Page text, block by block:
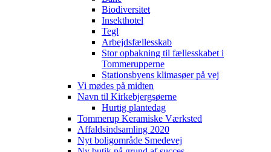
Biodiversitet
Insekthotel
Tegl
Arbejdsfællesskab
Stor opbakning til fællesskabet i
Tommerupperne
Stationsbyens klimasøer på vej
Vi mødes på midten
Navn til Kirkebjergsøerne
Hurtig plantedag
Tommerup Keramiske Værksted
Affaldsindsamling 2020
Nyt boligområde Smedevej